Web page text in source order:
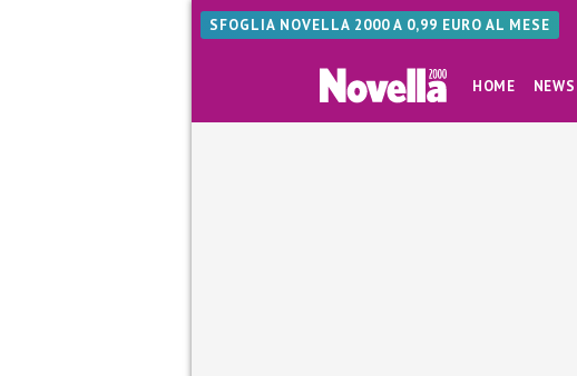
SFOGLIA NOVELLA 2000 A 0,99 EURO AL MESE
HOME NEWS